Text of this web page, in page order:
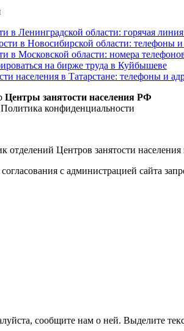
в Ленинградской области: горячая линия
в Новосибирской области: телефоны и
в Московской области: номера
на бирже труда в Куйбышеве
населения в Татарстане: телефоны и
Центры занятости населения РФ
Политика конфиденциальности
Центров занятости населения
с администрацией сайта
сообщите нам о ней. Выделите